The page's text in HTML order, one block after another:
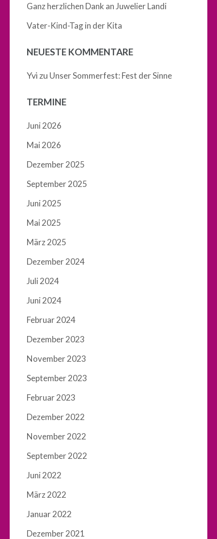
Ganz herzlichen Dank an Juwelier Landi
Vater-Kind-Tag in der Kita
NEUESTE KOMMENTARE
Yvi zu Unser Sommerfest: Fest der Sinne
TERMINE
Juni 2026
Mai 2026
Dezember 2025
September 2025
Juni 2025
Mai 2025
März 2025
Dezember 2024
Juli 2024
Juni 2024
Februar 2024
Dezember 2023
November 2023
September 2023
Februar 2023
Dezember 2022
November 2022
September 2022
Juni 2022
März 2022
Januar 2022
Dezember 2021